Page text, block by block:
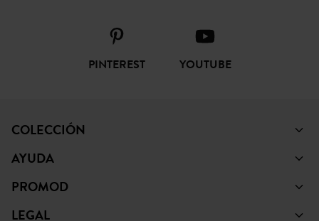
PINTEREST YOUTUBE
COLECCIÓN
AYUDA
PROMOD
LEGAL